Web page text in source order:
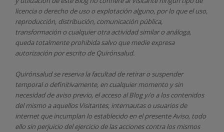
licencia o derecho de uso o explotación alguno, por lo que el uso,
reproducción, distribución, comunicación pública,
transformación o cualquier otra actividad similar o análoga,
queda totalmente prohibida salvo que medie expresa
autorización por escrito de Quirónsalud.
Quirónsaludse reserva la facultad de retirar o suspender
temporal o definitivamente, en cualquier momento y sin
necesidad de aviso previo, el acceso al Blog y/o a los contenidos
del mismo a aquellos Visitantes, internautas o usuarios de
internet que incumplan lo establecido en el presente Aviso, todo
ello sin perjuicio del ejercicio de las acciones contra los mismos